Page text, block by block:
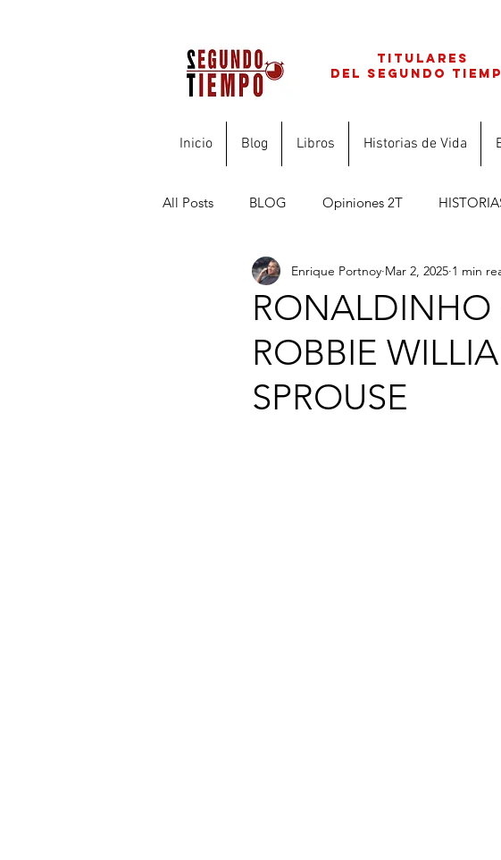
titulares
del segundo
Inicio Blog Libros Historias de Vida
All Posts BLOG Opiniones 2T
FINANZAS PARA PROFESIONALES
RONALDINHO
ROBBIE
SPROUSE
Enrique Portnoy Mar 2, 2025 1 min